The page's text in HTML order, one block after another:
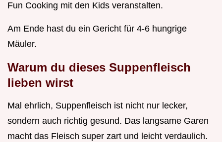
Fun Cooking mit den Kids veranstalten.
Am Ende hast du ein Gericht für 4-6 hungrige
Mäuler.
Warum du dieses Suppenfleisch
lieben wirst
Mal ehrlich, Suppenfleisch ist nicht nur lecker,
sondern auch richtig gesund. Das langsame Garen
macht das Fleisch super zart und leicht verdaulich.